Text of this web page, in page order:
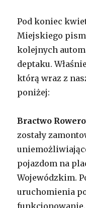
Pod koniec
Miejskiego
kolejnych
deptaku.
którą wraz z
poniżej:
Bractwo
zostały
pojazdom na
Wojewódzkim.
uruchomienia